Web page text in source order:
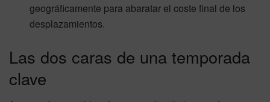
geográficamente para abaratar el coste final de los
desplazamientos.
Las dos caras de una temporada
clave